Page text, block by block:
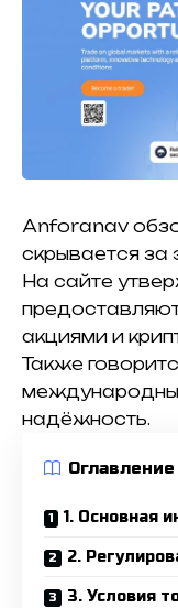
Anforanav
скрывается за
На сайте
акциями и
Также
надёжность.
Оглавление
1. Основная
2.
3. Условия